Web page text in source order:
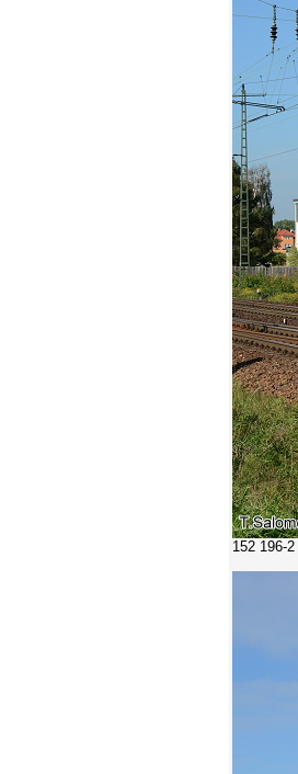
152 196-2